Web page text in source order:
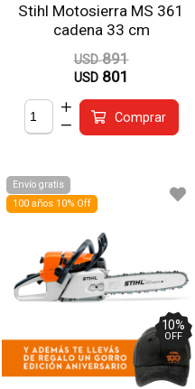
Stihl Motosierra MS 361
cadena 33 cm
USD 891
USD 801
Comprar
Envío gratis
100 años 10% Off
10%
OFF